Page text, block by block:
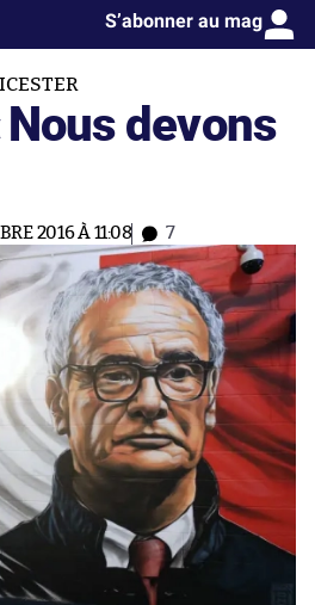
S’abonner au mag
Nous devons
2016 À 11:08 7